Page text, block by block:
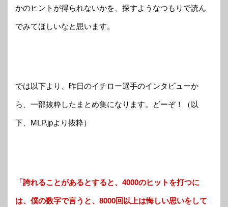
かのヒントが得られないかを、探すようなつもりで読ん
でみてほしいなと思います。
では以下より、昨日のイチロー選手のインタビューか
ら、一部抜粋したまとめ集になります。どーぞ！（以
下、MLP.jpより抜粋）
「誇れることがあるとすると、4000のヒットを打つに
は、僕の数字で言うと、8000回以上は悔しい思いをして